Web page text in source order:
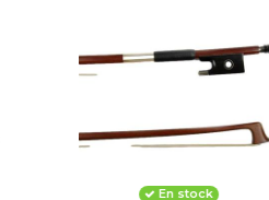
En stock